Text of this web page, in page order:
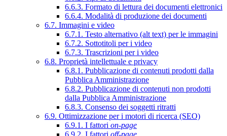
6.6.3. Formato di lettura dei documenti elettronici
6.6.4. Modalità di produzione dei documenti
6.7. Immagini e video
6.7.1. Testo alternativo (alt text) per le immagini
6.7.2. Sottotitoli per i video
6.7.3. Trascrizioni per i video
6.8. Proprietà intellettuale e privacy
6.8.1. Pubblicazione di contenuti prodotti dalla
Pubblica Amministrazione
6.8.2. Pubblicazione di contenuti non prodotti
dalla Pubblica Amministrazione
6.8.3. Consenso dei soggetti ritratti
6.9. Ottimizzazione per i motori di ricerca (SEO)
6.9.1. I fattori on-page
6.9.2. I fattori off-page